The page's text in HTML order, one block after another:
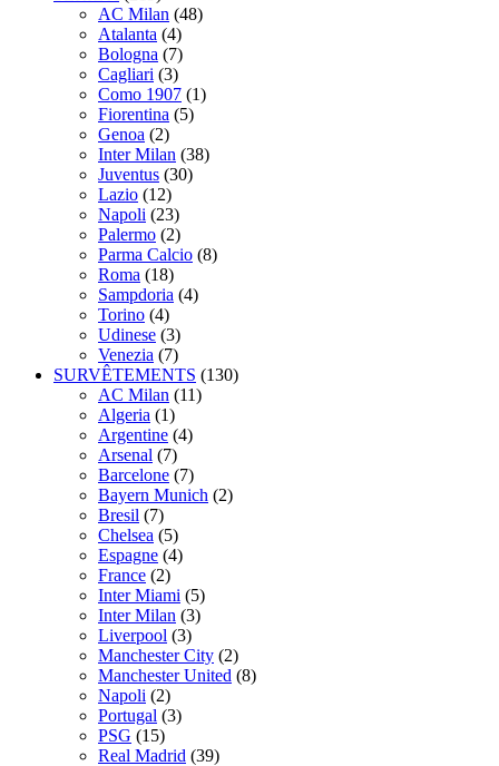
AC Milan (48)
Atalanta (4)
Bologna (7)
Cagliari (3)
Como 1907 (1)
Fiorentina (5)
Genoa (2)
Inter Milan (38)
Juventus (30)
Lazio (12)
Napoli (23)
Palermo (2)
Parma Calcio (8)
Roma (18)
Sampdoria (4)
Torino (4)
Udinese (3)
Venezia (7)
SURVÊTEMENTS (130)
AC Milan (11)
Algeria (1)
Argentine (4)
Arsenal (7)
Barcelone (7)
Bayern Munich (2)
Bresil (7)
Chelsea (5)
Espagne (4)
France (2)
Inter Miami (5)
Inter Milan (3)
Liverpool (3)
Manchester City (2)
Manchester United (8)
Napoli (2)
Portugal (3)
PSG (15)
Real Madrid (39)